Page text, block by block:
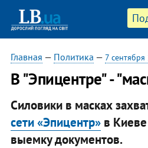
Главная — Политика — 7
В "Эпицентре" -
Силовики в масках
сети «Эпицентр»в Киеве
выемку документов.